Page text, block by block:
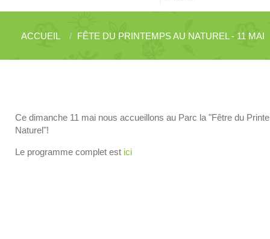
ACCUEIL FÊTE DU PRINTEMPS AU NATUREL - 11 MAI
Ce dimanche 11 mai nous accueillons au Parc la "Fêtre du
Naturel"!
Le programme complet est ici